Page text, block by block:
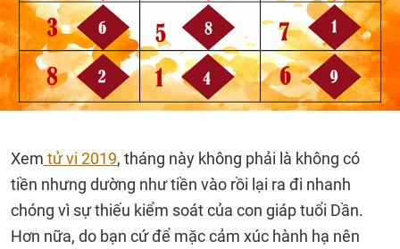
Xem tử vi 2019, tháng này không phải là không có
tiền nhưng dường như tiền vào rồi lại ra đi nhanh
chóng vì sự thiếu kiểm soát của con giáp tuổi Dần.
Hơn nữa, do bạn cứ để mặc cảm xúc hành hạ nên